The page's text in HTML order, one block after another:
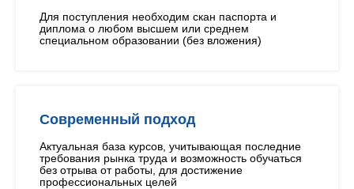
Для поступления необходим скан паспорта и
диплома о любом высшем или среднем
специальном образовании (без вложения)
Современный подход
Актуальная база курсов, учитывающая последние
требования рынка труда и возможность обучаться
без отрыва от работы, для достижение
профессиональных целей